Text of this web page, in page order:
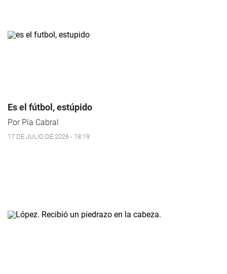
Es el fútbol, estúpido
Por Pía Cabral
17 DE JULIO DE 2026 - 18:19